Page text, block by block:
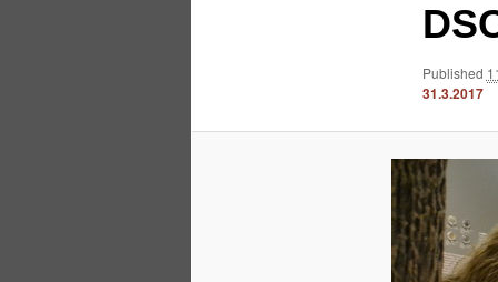
Published
31.3.2017